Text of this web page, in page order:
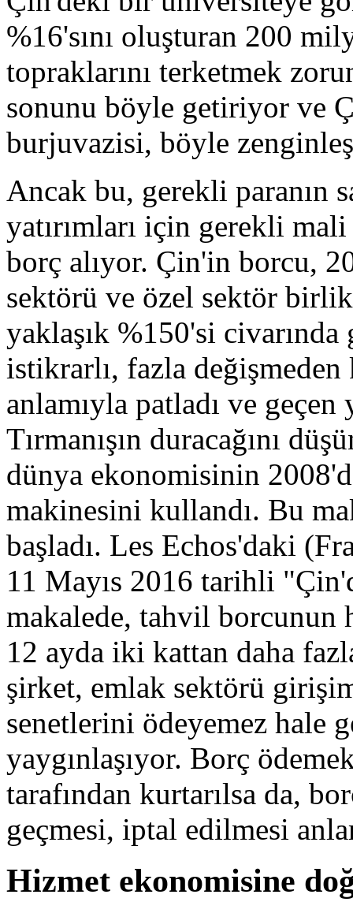
%16'sını oluşturan 200
topraklarını terketmek
sonunu böyle getiriyor ve
burjuvazisi, böyle
Ancak bu, gerekli paranın
yatırımları için gerekli mali
borç alıyor. Çin'in borcu,
sektörü ve özel sektör
yaklaşık %150'si
istikrarlı, fazla
anlamıyla patladı ve
Tırmanışın duracağını
dünya ekonomisinin
makinesini kullandı. Bu
başladı. Les Echos'daki
11 Mayıs 2016 tarihli
makalede, tahvil
12 ayda iki kattan daha
şirket, emlak sektörü
senetlerini ödeyemez hale
yaygınlaşıyor. Borç
tarafından kurtarılsa da,
geçmesi, iptal edilmesi
Hizmet ekonomisine